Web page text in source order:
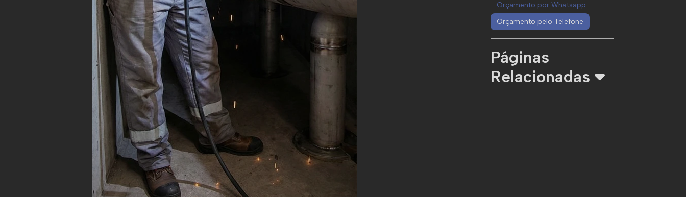
Orçamento por Whatsapp
Orçamento pelo Telefone
Páginas
Relacionadas